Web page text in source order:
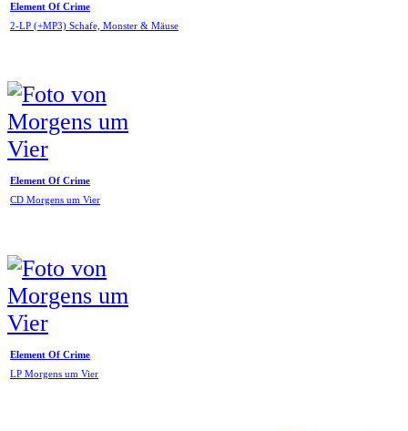
Element Of Crime
2-LP (+MP3) Schafe, Monster & Mäuse
Element Of Crime
CD Morgens um Vier
Element Of Crime
LP Morgens um Vier